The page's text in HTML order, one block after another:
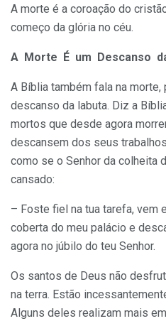
A morte é a coroação do
começo da glória no céu.
A Morte É um Descanso
A Bíblia também fala na morte,
descanso da labuta. Diz a
mortos que desde agora
descansem dos seus
como se o Senhor da colheita
cansado:
– Foste fiel na tua tarefa, vem
coberta do meu palácio e
agora no júbilo do teu Senhor.
Os santos de Deus não
na terra. Estão
Alguns deles realizam mais